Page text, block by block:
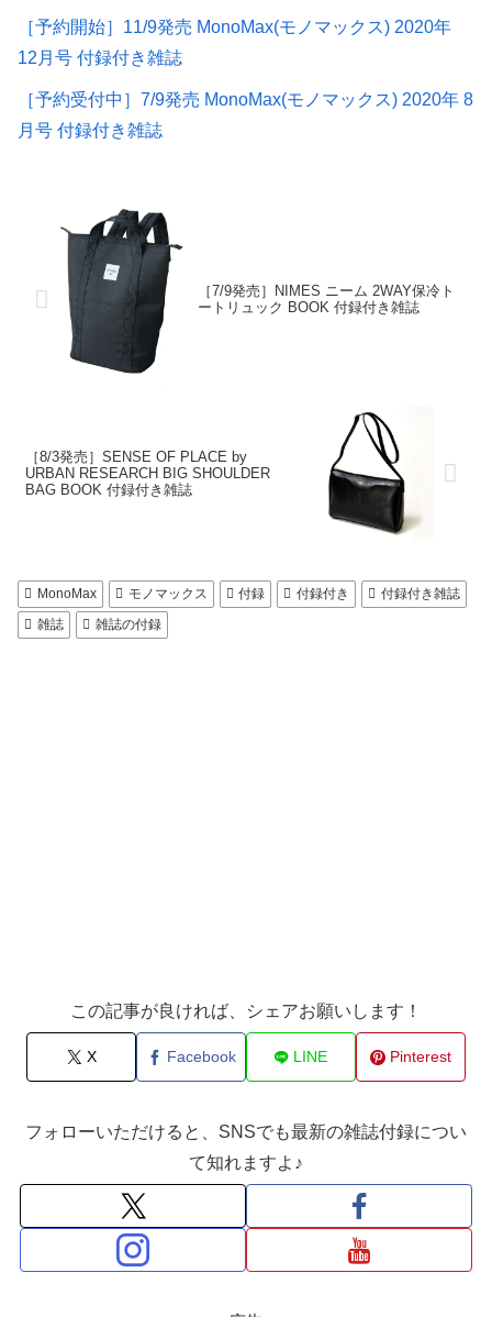
［予約開始］11/9発売 MonoMax(モノマックス) 2020年
12月号 付録付き雑誌
［予約受付中］7/9発売 MonoMax(モノマックス) 2020年 8
月号 付録付き雑誌
［7/9発売］NIMES ニーム 2WAY保冷ト
ートリュック BOOK 付録付き雑誌
［8/3発売］SENSE OF PLACE by
URBAN RESEARCH BIG SHOULDER
BAG BOOK 付録付き雑誌
MonoMax モノマックス 付録 付録付き
付録付き雑誌
雑誌
雑誌の付録
この記事が良ければ、シェアお願いします！
X Facebook LINE Pinterest
フォローいただけると、SNSでも最新の雑誌付録につい
て知れますよ♪